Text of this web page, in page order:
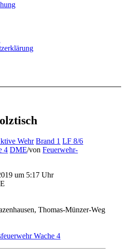
Wehr Brand 1 LF 8/6
4 DME/vonFeuerwehr-
um 5:17 Uhr
Thomas-Münzer-Weg
Wache 4